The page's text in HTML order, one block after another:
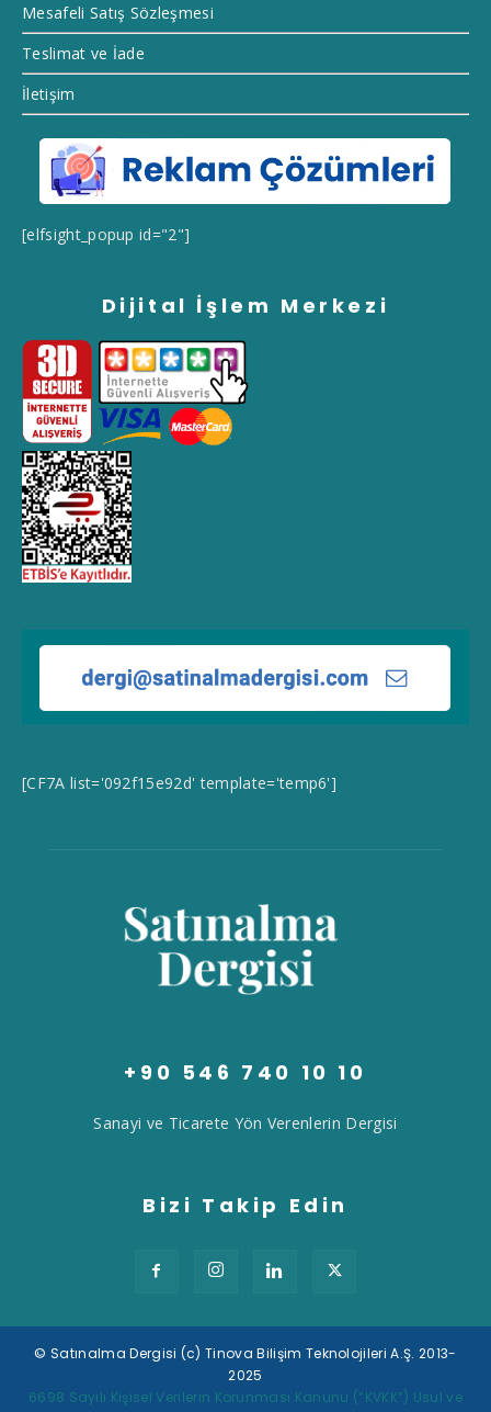
Tek Tıkla Ödeme Kolaylığı
Mesafeli Satış Sözleşmesi
Teslimat ve İade
İletişim
[elfsight_popup id="2"]
Dijital İşlem Merkezi
[CF7A list='092f15e92d' template='temp6']
+90 546 740 10 10
Sanayi ve Ticarete Yön Verenlerin Dergisi
Bizi Takip Edin
© Satınalma Dergisi (c) Tinova Bilişim Teknolojileri A.Ş. 2013-
2025
6698 Sayılı Kişisel Verilerin Korunması Kanunu (“KVKK”) Usul ve